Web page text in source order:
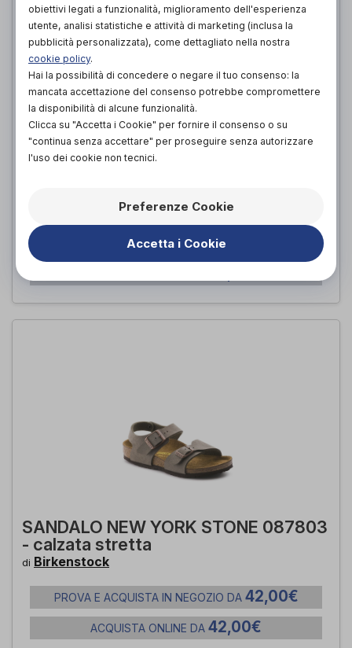
PROVA E ACQUISTA IN NEGOZIO DA
SANDALO NEW YORK STONE 087803
- calzata stretta
di Birkenstock
PROVA E ACQUISTA IN NEGOZIO DA 42,00€
ACQUISTA ONLINE DA 42,00€
obiettivi legati a funzionalità, miglioramento dell'esperienza
utente, analisi statistiche e attività di marketing (inclusa la
pubblicità personalizzata), come dettagliato nella nostra
cookie policy.
Hai la possibilità di concedere o negare il tuo consenso: la
mancata accettazione del consenso potrebbe compromettere
la disponibilità di alcune funzionalità.
Clicca su "Accetta i Cookie" per fornire il consenso o su
"continua senza accettare" per proseguire senza autorizzare
l'uso dei cookie non tecnici.
Preferenze Cookie
Accetta i Cookie